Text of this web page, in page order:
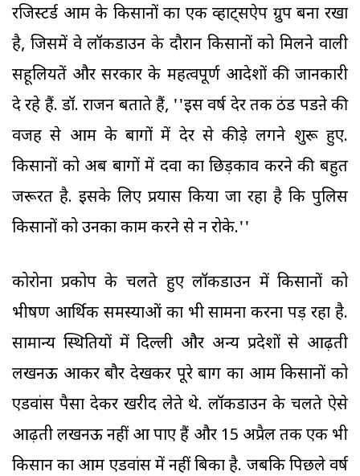
रजिस्टर्ड आम के किसानों का एक व्हाट्सऐप ग्रुप बना रखा
है, जिसमें वे लॉकडाउन के दौरान किसानों को मिलने वाली
सहूलियतें और सरकार के महत्वपूर्ण आदेशों की जानकारी
दे रहे हैं. डॉ. राजन बताते हैं, ''इस वर्ष देर तक ठंड पडऩे की
वजह से आम के बागों में देर से कीड़े लगने शुरू हुए.
किसानों को अब बागों में दवा का छिड़काव करने की बहुत
जरूरत है. इसके लिए प्रयास किया जा रहा है कि पुलिस
किसानों को उनका काम करने से न रोके.''
कोरोना प्रकोप के चलते हुए लॉकडाउन में किसानों को
भीषण आर्थिक समस्याओं का भी सामना करना पड़ रहा है.
सामान्य स्थितियों में दिल्ली और अन्य प्रदेशों से आढ़ती
लखनऊ आकर बौर देखकर पूरे बाग का आम किसानों को
एडवांस पैसा देकर खरीद लेते थे. लॉकडाउन के चलते ऐसे
आढ़ती लखनऊ नहीं आ पाए हैं और 15 अप्रैल तक एक भी
किसान का आम एडवांस में नहीं बिका है. जबकि पिछले वर्ष